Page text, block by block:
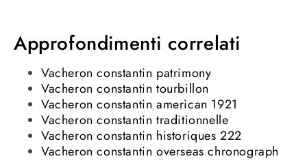
Approfondimenti correlati
Vacheron constantin patrimony
Vacheron constantin tourbillon
Vacheron constantin american 1921
Vacheron constantin traditionnelle
Vacheron constantin historiques 222
Vacheron constantin overseas chronograph